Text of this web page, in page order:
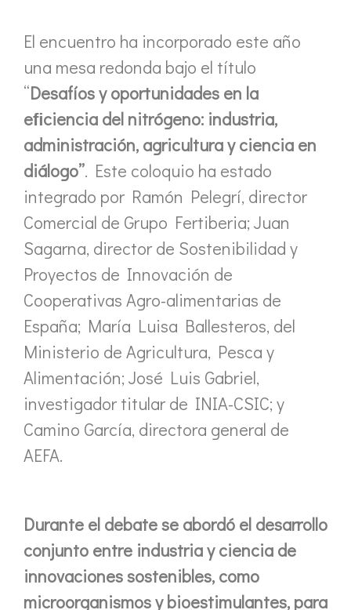
El encuentro ha incorporado este año
una mesa redonda bajo el título
“Desafíos y oportunidades en la
eﬁciencia del nitrógeno: industria,
administración, agricultura y ciencia en
diálogo”. Este coloquio ha estado
integrado por Ramón Pelegrí, director
Comercial de Grupo Fertiberia; Juan
Sagarna, director de Sostenibilidad y
Proyectos de Innovación de
Cooperativas Agro-alimentarias de
España; María Luisa Ballesteros, del
Ministerio de Agricultura, Pesca y
Alimentación; José Luis Gabriel,
investigador titular de INIA-CSIC; y
Camino García, directora general de
AEFA.
Durante el debate se abordó el desarrollo
conjunto entre industria y ciencia de
innovaciones sostenibles, como
microorganismos y bioestimulantes, para